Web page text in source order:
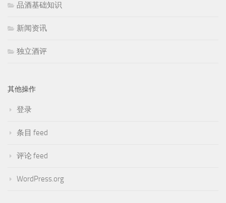
品酒基础知识
新闻资讯
独立酒评
其他操作
登录
条目 feed
评论 feed
WordPress.org